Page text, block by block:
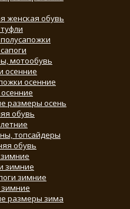
женская обувь
мотообувь
осенние
осенние
размеры осень
обувь
топсайдеры
обувь
зимние
зимние
размеры зима